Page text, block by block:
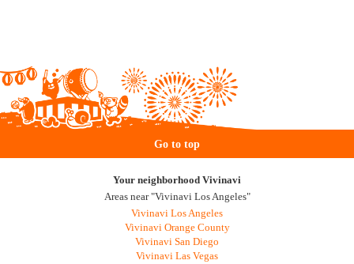
Go to top
Your neighborhood Vivinavi
Areas near "Vivinavi Los Angeles"
Vivinavi Los Angeles
Vivinavi Orange County
Vivinavi San Diego
Vivinavi Las Vegas